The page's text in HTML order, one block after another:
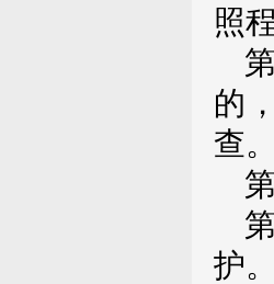
照
的
查
护